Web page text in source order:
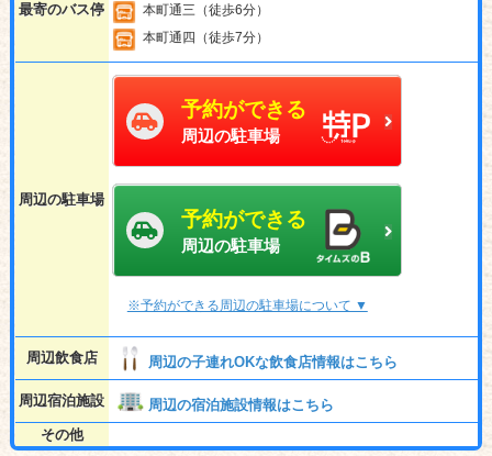
最寄のバス停
本町通三（徒歩6分）
本町通四（徒歩7分）
周辺の駐車場
予約ができる
周辺の駐車場
予約ができる
周辺の駐車場
※予約ができる周辺の駐車場について ▼
周辺飲食店 周辺の子連れOKな飲食店情報はこちら
周辺宿泊施設
周辺の宿泊施設情報はこちら
その他